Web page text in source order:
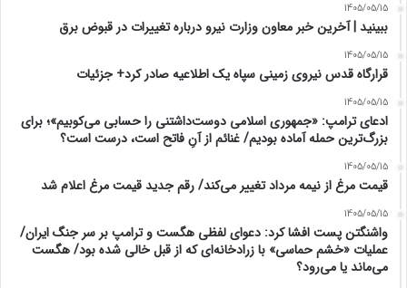
1405/05/15
ببینید | آخرین خبر معاون وزارت نیرو درباره تغییرات در قبوض برق
1405/05/15
قرارگاه قدس نیروی زمینی سپاه یک اطلاعیه صادر کرد+ جزئیات
1405/05/15
ادعای ترامپ: «جمهوری اسلامی دوست‌داشتنی را حسابی می‌کوبیم»؛ برای
بزرگ‌ترین حمله آماده بودیم/ غنائم از آنِ فاتح است، درست است؟
1405/05/15
قیمت مرغ از نیمه مرداد تغییر می‌کند/ رقم جدید قیمت مرغ اعلام شد
1405/05/15
واشنگتن پست افشا کرد: دعوای لفظی هگست و ترامپ بر سر جنگ ایران/
عملیات «خشم حماسی» با زرادخانه‌ای که از قبل خالی شده بود/ هگست
می‌ماند یا می‌رود؟